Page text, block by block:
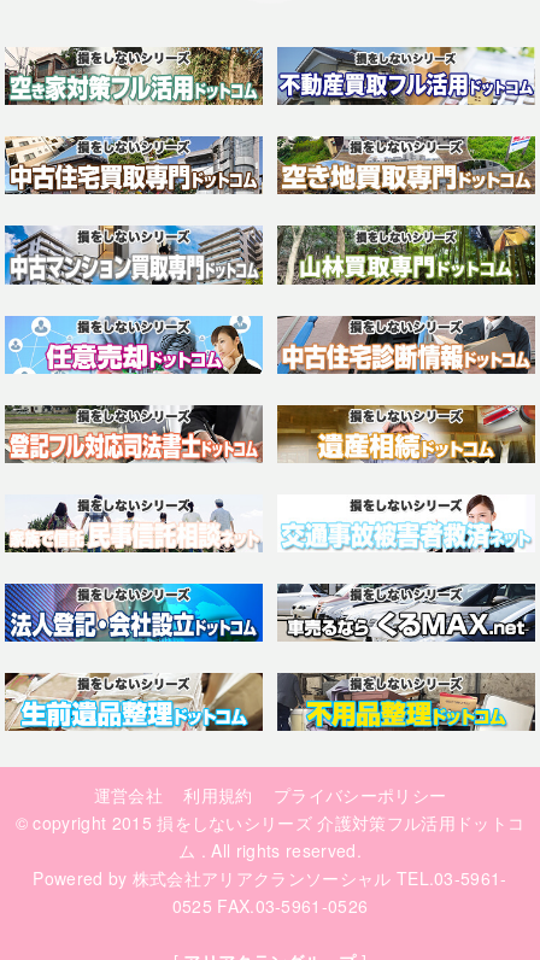
運営会社 利用規約
プライバシーポリシー
© copyright 2015損をしないシリーズ 介護対策フル活用ドットコ
ム . All rights reserved.
Powered by 株式会社アリアクランソーシャル TEL.03-5961-
0525 FAX.03-5961-0526